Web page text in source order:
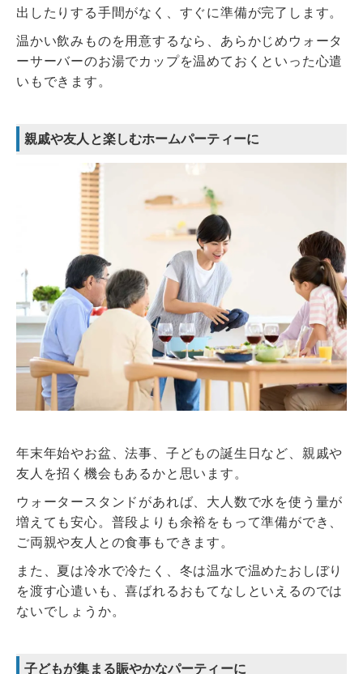
出したりする手間がなく、すぐに準備が完了します。
温かい飲みものを用意するなら、あらかじめウォータ
ーサーバーのお湯でカップを温めておくといった心遣
いもできます。
親戚や友人と楽しむホームパーティーに
年末年始やお盆、法事、子どもの誕生日など、親戚や
友人を招く機会もあるかと思います。
ウォータースタンドがあれば、大人数で水を使う量が
増えても安心。普段よりも余裕をもって準備ができ、
ご両親や友人との食事もできます。
また、夏は冷水で冷たく、冬は温水で温めたおしぼり
を渡す心遣いも、喜ばれるおもてなしといえるのでは
ないでしょうか。
子どもが集まる賑やかなパーティーに